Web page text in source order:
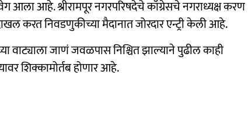
आला आहे. श्रीरामपूर नगरपरिषदेचे काँग्रेसचे नगराध्यक्ष करण
करत निवडणुकीच्या मैदानात जोरदार एन्ट्री केली आहे.
वाट्याला जाणं जवळपास निश्चित झाल्याने पुढील काही
शिक्कामोर्तब होणार आहे.